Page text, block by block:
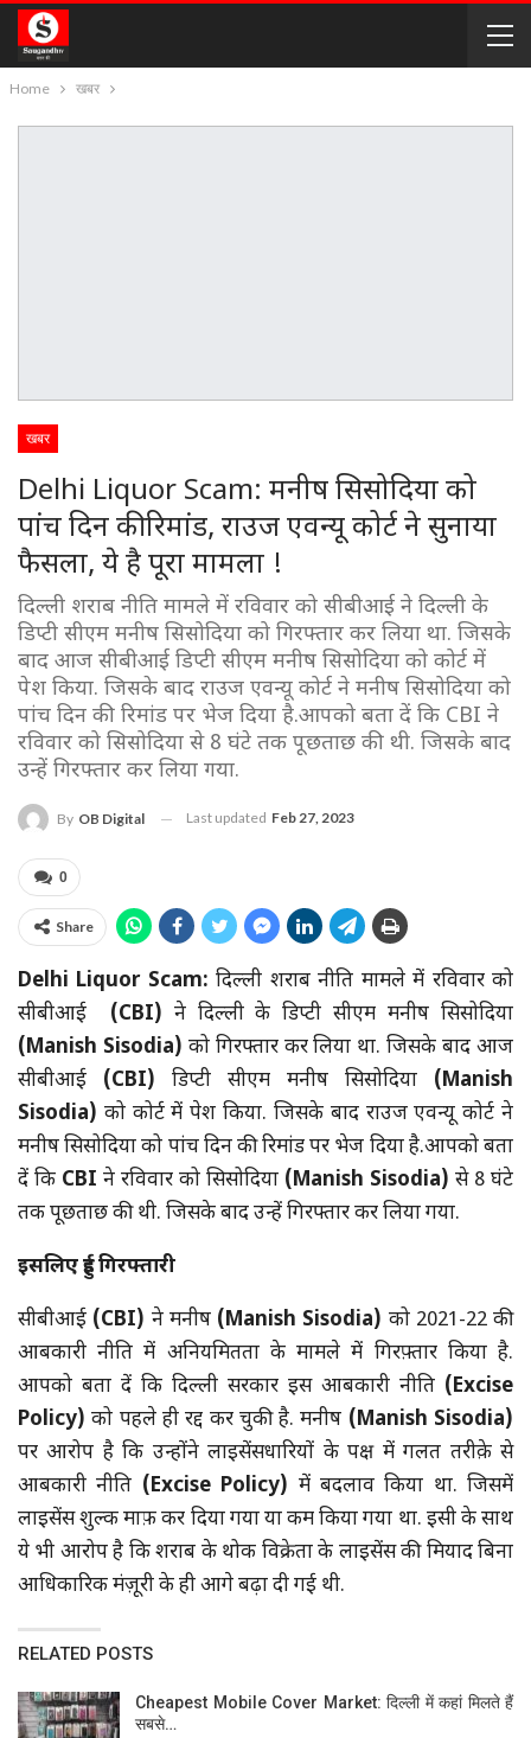
Home खबर
खबर
Delhi Liquor Scam: मनीष सिसोदिया को
पांच दिन की रिमांड, राउज एवन्यू कोर्ट ने सुनाया
फैसला, ये है पूरा मामला !
दिल्ली शराब नीति मामले में रविवार को सीबीआई ने दिल्ली के
डिप्टी सीएम मनीष सिसोदिया को गिरफ्तार कर लिया था. जिसके
बाद आज सीबीआई डिप्टी सीएम मनीष सिसोदिया को कोर्ट में
पेश किया. जिसके बाद राउज एवन्यू कोर्ट ने मनीष सिसोदिया को
पांच दिन की रिमांड पर भेज दिया है.आपको बता दें कि CBI ने
रविवार को सिसोदिया से 8 घंटे तक पूछताछ की थी. जिसके बाद
उन्हें गिरफ्तार कर लिया गया.
By OB Digital Last updated Feb 27, 2023
0
Share
Delhi Liquor Scam: दिल्ली शराब नीति मामले में रविवार को
सीबीआई (CBI) ने दिल्ली के डिप्टी सीएम मनीष सिसोदिया
(Manish Sisodia) को गिरफ्तार कर लिया था. जिसके बाद आज
सीबीआई (CBI) डिप्टी सीएम मनीष सिसोदिया (Manish
Sisodia) को कोर्ट में पेश किया. जिसके बाद राउज एवन्यू कोर्ट ने
मनीष सिसोदिया को पांच दिन की रिमांड पर भेज दिया है.आपको बता
दें कि CBI ने रविवार को सिसोदिया (Manish Sisodia) से 8 घंटे
तक पूछताछ की थी. जिसके बाद उन्हें गिरफ्तार कर लिया गया.
इसलिए हुई गिरफ्तारी
सीबीआई (CBI) ने मनीष (Manish Sisodia) को 2021-22 की
आबकारी नीति में अनियमितता के मामले में गिरफ़्तार किया है.
आपको बता दें कि दिल्ली सरकार इस आबकारी नीति (Excise
Policy) को पहले ही रद्द कर चुकी है. मनीष (Manish Sisodia)
पर आरोप है कि उन्होंने लाइसेंसधारियों के पक्ष में गलत तरीक़े से
आबकारी नीति (Excise Policy) में बदलाव किया था. जिसमें
लाइसेंस शुल्क माफ़ कर दिया गया या कम किया गया था. इसी के साथ
ये भी आरोप है कि शराब के थोक विक्रेता के लाइसेंस की मियाद बिना
आधिकारिक मंज़ूरी के ही आगे बढ़ा दी गई थी.
RELATED POSTS
Cheapest Mobile Cover Market: दिल्ली में कहां मिलते हैं
सबसे…